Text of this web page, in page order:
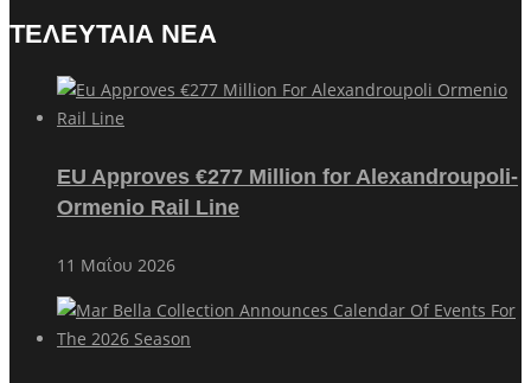
ΤΕΛΕΥΤΑΙΑ ΝΕΑ
EU Approves €277 Million for Alexandroupoli-
Ormenio Rail Line
11 Μαΐου 2026